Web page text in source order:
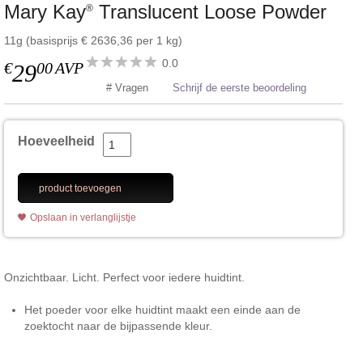
Mary Kay® Translucent Loose Powder
11g (basisprijs € 2636,36 per 1 kg)
€2900AVP 0.0
# Vragen Schrijf de eerste beoordeling
Hoeveelheid
product toevoegen
Opslaan in verlanglijstje
Onzichtbaar. Licht. Perfect voor iedere huidtint.
Het poeder voor elke huidtint maakt een einde aan de
zoektocht naar de bijpassende kleur.